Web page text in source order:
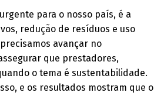
para o nosso país, é a
redução de resíduos e uso
avançar no
que prestadores,
o tema é sustentabilidade.
e os resultados mostram que o